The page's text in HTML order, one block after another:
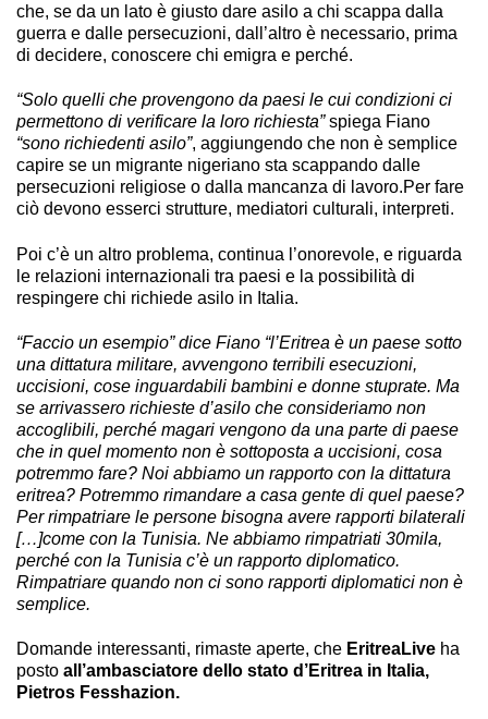
che, se da un lato è giusto dare asilo a chi scappa dalla
guerra e dalle persecuzioni, dall’altro è necessario, prima
di decidere, conoscere chi emigra e perché.
“Solo quelli che provengono da paesi le cui condizioni ci
permettono di verificare la loro richiesta”spiega Fiano
“sono richiedenti asilo”, aggiungendo che non è semplice
capire se un migrante nigeriano sta scappando dalle
persecuzioni religiose o dalla mancanza di lavoro.Per fare
ciò devono esserci strutture, mediatori culturali, interpreti.
Poi c’è un altro problema, continua l’onorevole, e riguarda
le relazioni internazionali tra paesi e la possibilità di
respingere chi richiede asilo in Italia.
“Faccio un esempio” dice Fiano “l’Eritrea è un paese sotto
una dittatura militare, avvengono terribili esecuzioni,
uccisioni, cose inguardabili bambini e donne stuprate. Ma
se arrivassero richieste d’asilo che consideriamo non
accoglibili, perché magari vengono da una parte di paese
che in quel momento non è sottoposta a uccisioni, cosa
potremmo fare? Noi abbiamo un rapporto con la dittatura
eritrea? Potremmo rimandare a casa gente di quel paese?
Per rimpatriare le persone bisogna avere rapporti bilaterali
[…]come con la Tunisia. Ne abbiamo rimpatriati 30mila,
perché con la Tunisia c’è un rapporto diplomatico.
Rimpatriare quando non ci sono rapporti diplomatici non è
semplice.
Domande interessanti, rimaste aperte, che EritreaLive ha
posto all’ambasciatore dello stato d’Eritrea in Italia,
Pietros Fesshazion.